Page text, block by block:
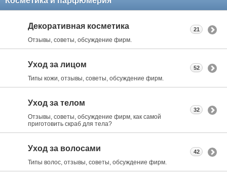
Декоративная косметика
Отзывы, советы, обсуждение фирм.
21
Уход за лицом
Типы кожи, отзывы, советы, обсуждение фирм.
52
Уход за телом
Отзывы, советы, обсуждение фирм, как самой
приготовить скраб для тела?
32
Уход за волосами
Типы волос, отзывы, советы, обсуждение фирм.
42